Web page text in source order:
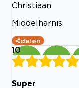
Christiaan
Middelharnis
delen
10
Super